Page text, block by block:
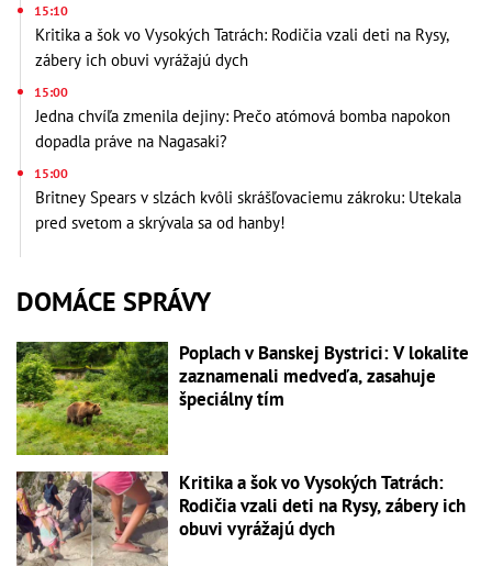
15:10
Kritika a šok vo Vysokých Tatrách: Rodičia vzali deti na Rysy,
zábery ich obuvi vyrážajú dych
15:00
Jedna chvíľa zmenila dejiny: Prečo atómová bomba napokon
dopadla práve na Nagasaki?
15:00
Britney Spears v slzách kvôli skrášľovaciemu zákroku: Utekala
pred svetom a skrývala sa od hanby!
DOMÁCE SPRÁVY
Poplach v Banskej Bystrici: V lokalite
zaznamenali medveďa, zasahuje
špeciálny tím
Kritika a šok vo Vysokých Tatrách:
Rodičia vzali deti na Rysy, zábery ich
obuvi vyrážajú dych